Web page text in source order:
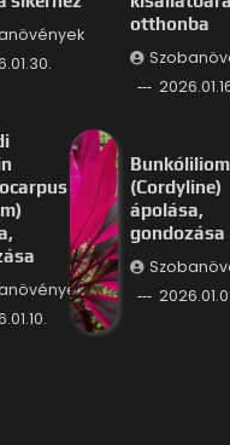
otthonba
Bunkóliliom
(Cordyline)
ápolása,
gondozása